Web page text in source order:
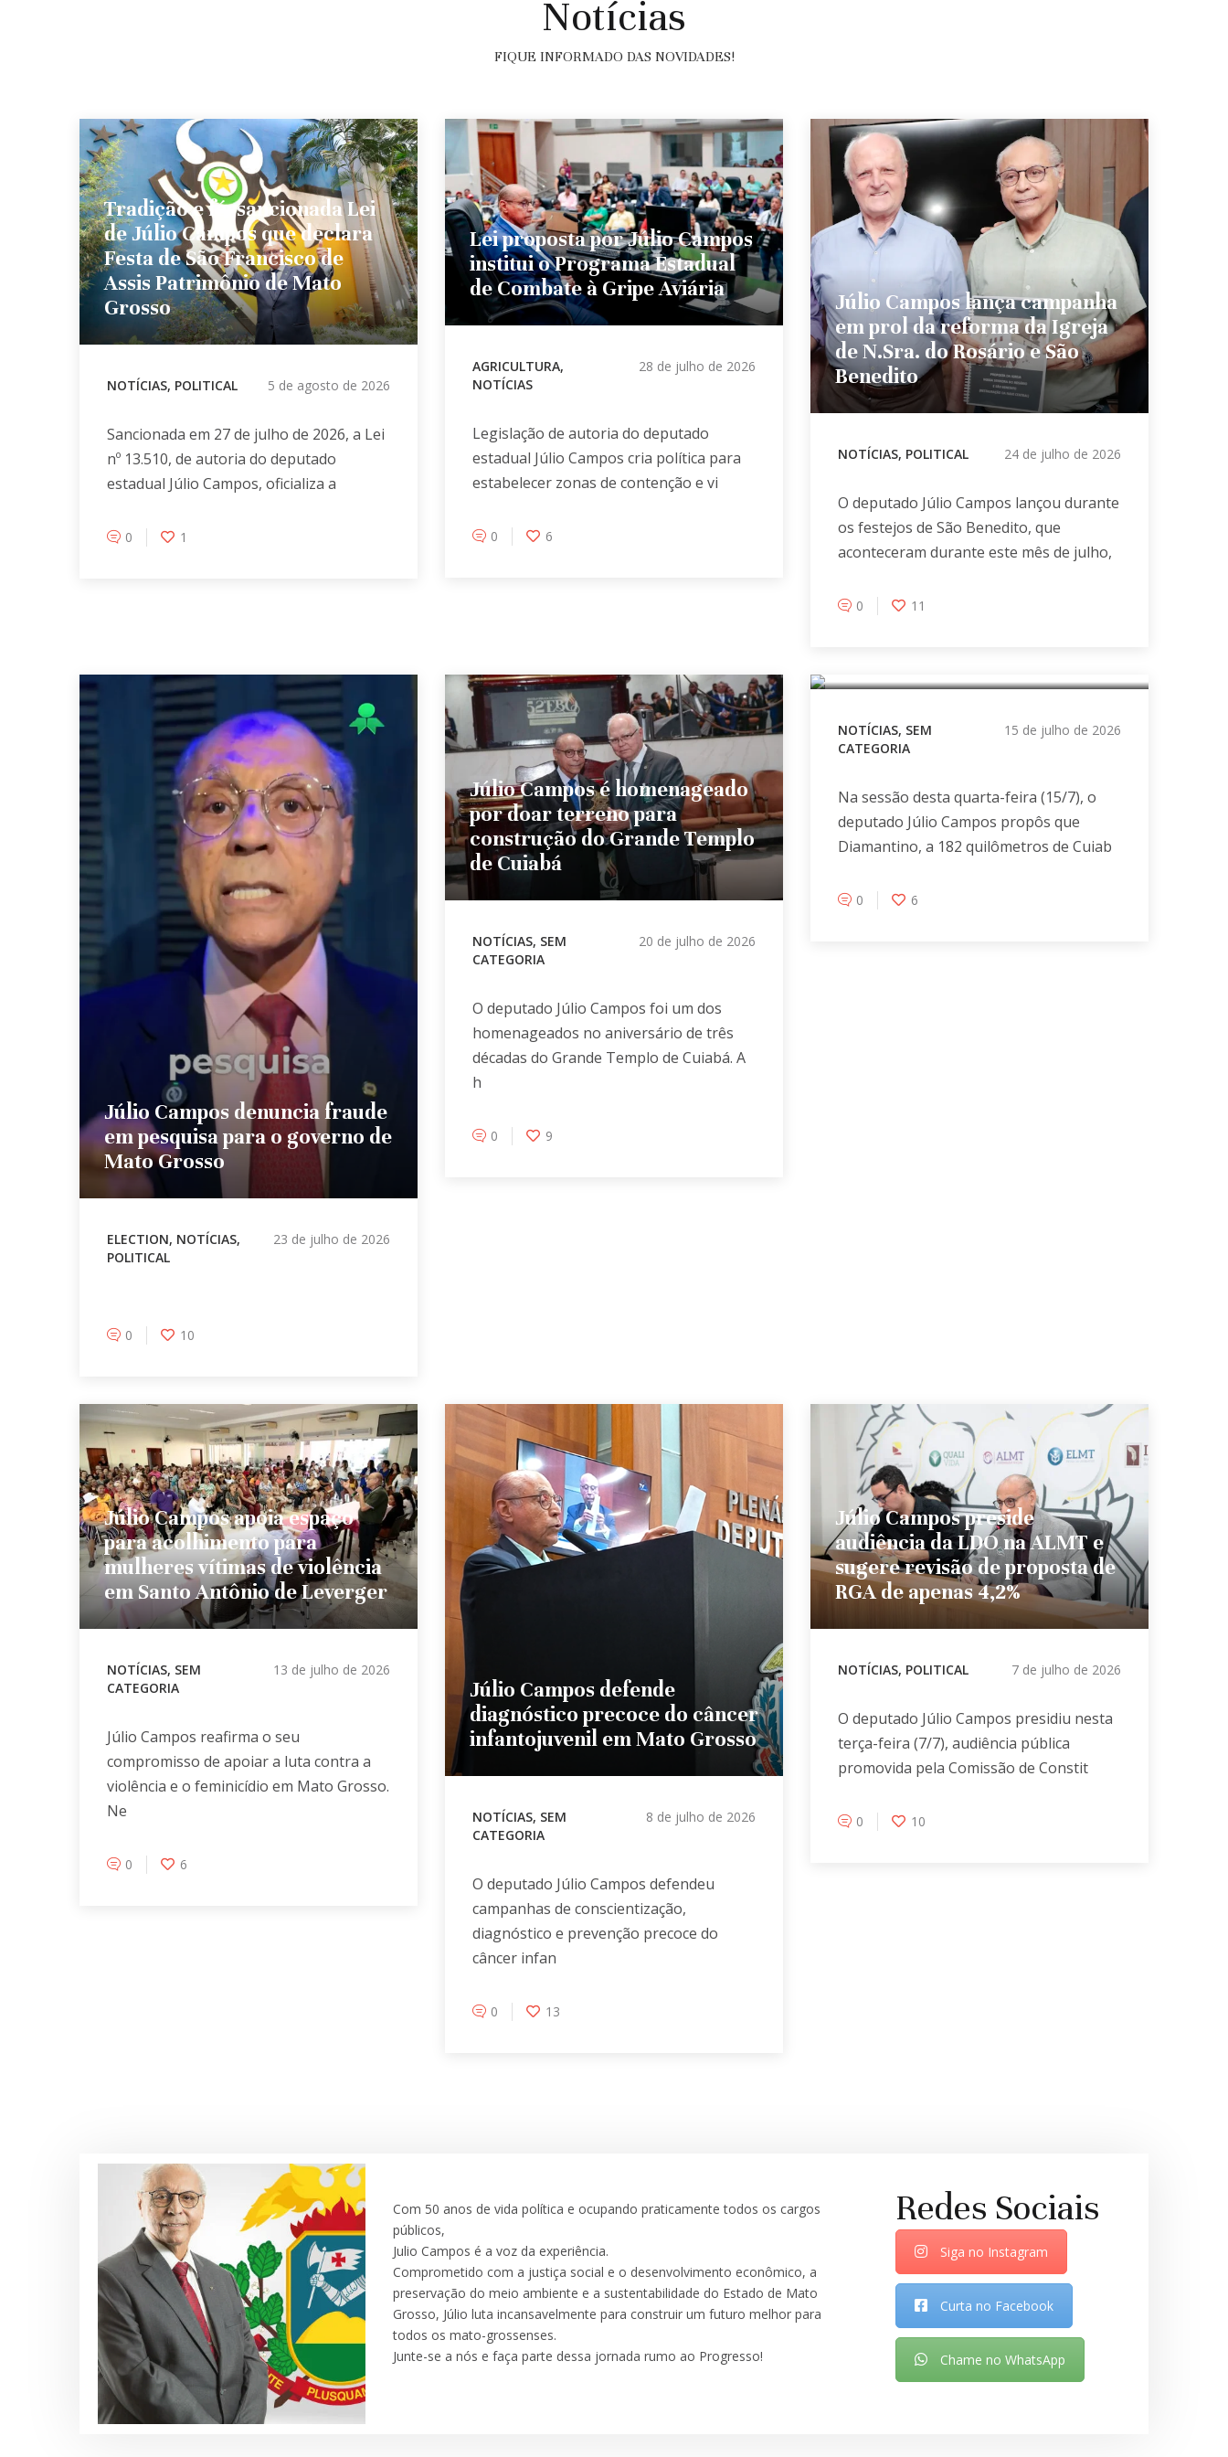
Notícias
FIQUE INFORMADO DAS NOVIDADES!
Tradição e fé: sancionada Lei
de Júlio Campos que declara
Festa de São Francisco de
Assis Patrimônio de Mato
Grosso
NOTÍCIAS, POLITICAL 5 de agosto de 2026
Sancionada em 27 de julho de 2026, a Lei
nº 13.510, de autoria do deputado
estadual Júlio Campos, oficializa a
0 1
Lei proposta por Júlio Campos
institui o Programa Estadual
de Combate à Gripe Aviária
AGRICULTURA,
NOTÍCIAS
28 de julho de 2026
Legislação de autoria do deputado
estadual Júlio Campos cria política para
estabelecer zonas de contenção e vi
0 6
Júlio Campos lança campanha
em prol da reforma da Igreja
de N.Sra. do Rosário e São
Benedito
NOTÍCIAS, POLITICAL 24 de julho de 2026
O deputado Júlio Campos lançou durante
os festejos de São Benedito, que
aconteceram durante este mês de julho,
0 11
Júlio Campos denuncia fraude
em pesquisa para o governo de
Mato Grosso
ELECTION, NOTÍCIAS,
POLITICAL
23 de julho de 2026
0 10
Júlio Campos é homenageado
por doar terreno para
construção do Grande Templo
de Cuiabá
NOTÍCIAS, SEM
CATEGORIA
20 de julho de 2026
O deputado Júlio Campos foi um dos
homenageados no aniversário de três
décadas do Grande Templo de Cuiabá. A
h
0 9
Júlio Campos propõe que
NOTÍCIAS, SEM
CATEGORIA
15 de julho de 2026
Na sessão desta quarta-feira (15/7), o
deputado Júlio Campos propôs que
Diamantino, a 182 quilômetros de Cuiab
0 6
Júlio Campos apoia espaço
para acolhimento para
mulheres vítimas de violência
em Santo Antônio de Leverger
NOTÍCIAS, SEM
CATEGORIA
13 de julho de 2026
Júlio Campos reafirma o seu
compromisso de apoiar a luta contra a
violência e o feminicídio em Mato Grosso.
Ne
0 6
Júlio Campos defende
diagnóstico precoce do câncer
infantojuvenil em Mato Grosso
NOTÍCIAS, SEM
CATEGORIA
8 de julho de 2026
O deputado Júlio Campos defendeu
campanhas de conscientização,
diagnóstico e prevenção precoce do
câncer infan
0 13
Júlio Campos preside
audiência da LDO na ALMT e
sugere revisão de proposta de
RGA de apenas 4,2%
NOTÍCIAS, POLITICAL 7 de julho de 2026
O deputado Júlio Campos presidiu nesta
terça-feira (7/7), audiência pública
promovida pela Comissão de Constit
0 10
Com 50 anos de vida política e ocupando praticamente todos os cargos
públicos,
Julio Campos é a voz da experiência.
Comprometido com a justiça social e o desenvolvimento econômico, a
preservação do meio ambiente e a sustentabilidade do Estado de Mato
Grosso, Júlio luta incansavelmente para construir um futuro melhor para
todos os mato-grossenses.
Junte-se a nós e faça parte dessa jornada rumo ao Progresso!
Redes Sociais
Siga no Instagram
Curta no Facebook
Chame no WhatsApp